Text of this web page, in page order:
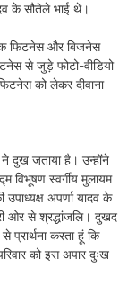
के सौतेले भाई थे।
फिटनेस और बिजनेस
से जुड़े फोटो-वीडियो
को लेकर दीवाना
ने दुख जताया है। उन्होंने
विभूषण स्वर्गीय मुलायम
अपर्णा यादव के
ओर से श्रद्धांजलि। दुखद
प्रार्थना करता हूं कि
को इस अपार दुःख